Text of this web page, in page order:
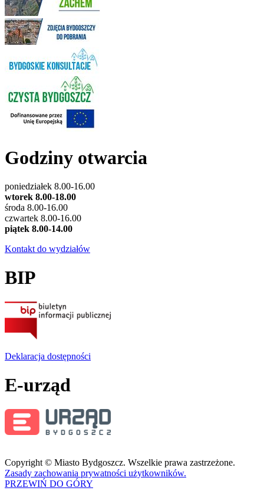
Godziny otwarcia
poniedziałek 8.00-16.00
wtorek 8.00-18.00
środa 8.00-16.00
czwartek 8.00-16.00
piątek 8.00-14.00
Kontakt do wydziałów
BIP
Deklaracja dostępności
E-urząd
Copyright © Miasto Bydgoszcz. Wszelkie prawa zastrzeżone.
Zasady zachowania prywatności użytkowników.
PRZEWIŃ DO GÓRY